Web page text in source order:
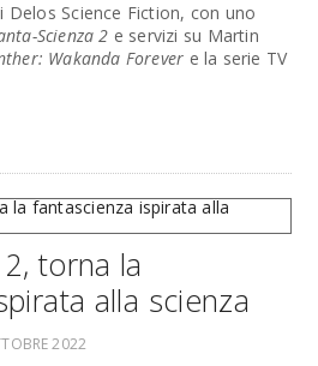
Delos Science Fiction, con uno
Scienza 2 e servizi su Martin
Wakanda Forever e la serie TV
torna la
alla scienza
2022